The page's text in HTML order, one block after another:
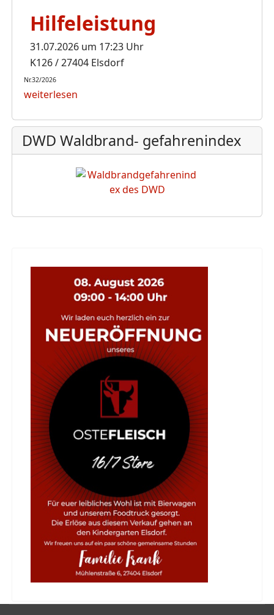
Hilfeleistung
31.07.2026 um 17:23 Uhr
K126 / 27404 Elsdorf
Nr.32/2026
weiterlesen
DWD Waldbrand- gefahrenindex